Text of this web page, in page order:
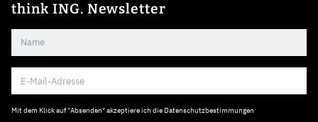
think ING. Newsletter
Mit dem Klick auf "Absenden" akzeptiere ich die Datenschutzbestimmungen